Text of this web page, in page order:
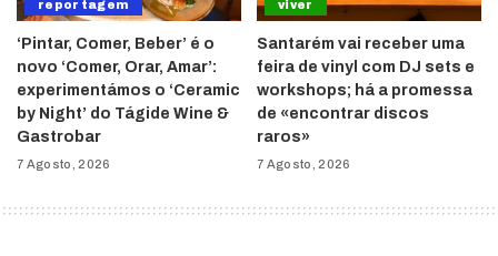
reportagem
‘Pintar, Comer, Beber’ é o
novo ‘Comer, Orar, Amar’:
experimentámos o ‘Ceramic
by Night’ do Tágide Wine &
Gastrobar
7 Agosto, 2026
viver
Santarém vai receber uma
feira de vinyl com DJ sets e
workshops; há a promessa
de «encontrar discos
raros»
7 Agosto, 2026